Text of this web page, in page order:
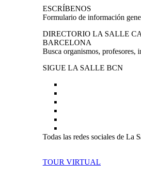
ESCRÍBENOS
Formulario de información
DIRECTORIO LA SALLE
BARCELONA
Busca organismos, profesores,
SIGUE LA SALLE BCN
Todas las redes sociales de La
TOUR VIRTUAL